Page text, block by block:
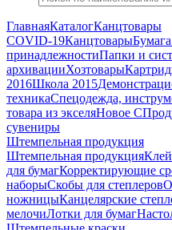
ГлавнаяКаталогКанцтовары
COVID-19КанцтоварыБумага
принадлежностиПапки и
архивацииХозтовары
2016Школа 2015
техникаСпецодежда,
товара из экселяНовое С
сувениры
Штемпельная продукция
Штемпельная продукция
для бумагКорректирующие
наборыСкобы для степлеров
ножницыКанцелярские
мелочиЛотки для бумаг